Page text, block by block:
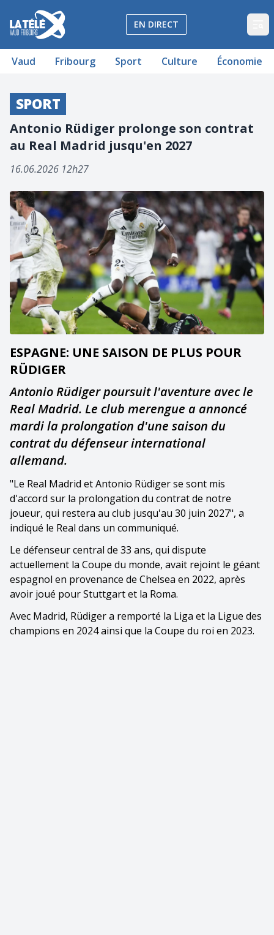
La Télé - Télévision régionale Vaud et Fribourg
EN DIRECT
Vaud Fribourg Sport Culture Économie
SPORT
Antonio Rüdiger prolonge son contrat
au Real Madrid jusqu'en 2027
16.06.2026 12h27
ESPAGNE: UNE SAISON DE PLUS POUR
RÜDIGER
Antonio Rüdiger poursuit l'aventure avec le
Real Madrid. Le club merengue a annoncé
mardi la prolongation d'une saison du
contrat du défenseur international
allemand.
"Le Real Madrid et Antonio Rüdiger se sont mis
d'accord sur la prolongation du contrat de notre
joueur, qui restera au club jusqu'au 30 juin 2027", a
indiqué le Real dans un communiqué.
Le défenseur central de 33 ans, qui dispute
actuellement la Coupe du monde, avait rejoint le géant
espagnol en provenance de Chelsea en 2022, après
avoir joué pour Stuttgart et la Roma.
Avec Madrid, Rüdiger a remporté la Liga et la Ligue des
champions en 2024 ainsi que la Coupe du roi en 2023.